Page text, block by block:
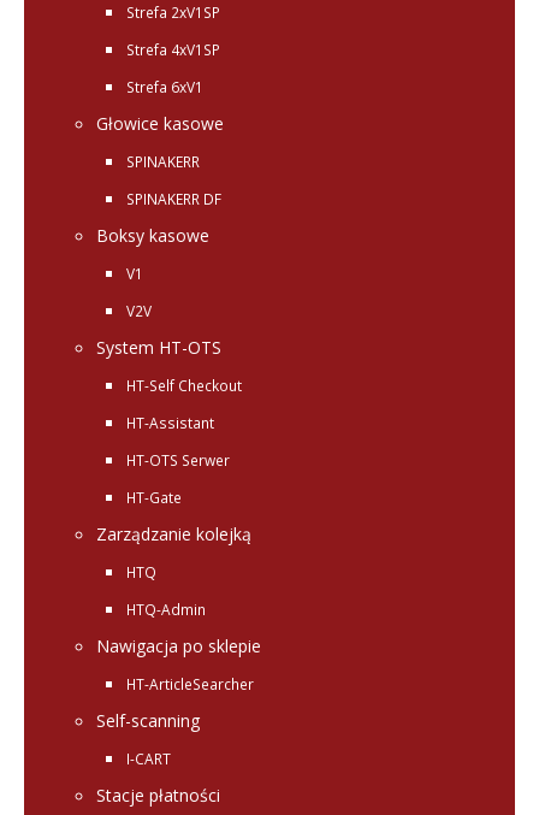
Strefa 2xV1SP
Strefa 4xV1SP
Strefa 6xV1
Głowice kasowe
SPINAKERR
SPINAKERR DF
Boksy kasowe
V1
V2V
System HT-OTS
HT-Self Checkout
HT-Assistant
HT-OTS Serwer
HT-Gate
Zarządzanie kolejką
HTQ
HTQ-Admin
Nawigacja po sklepie
HT-ArticleSearcher
Self-scanning
I-CART
Stacje płatności